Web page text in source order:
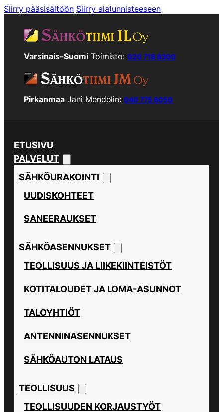
Siirry pääsisältöön Siirry alatunnisteeseen
Varsinais-Suomi Toimisto: 020 718 8300
Pirkanmaa Jani Mendolin: 040 775 6050
ETUSIVU
PALVELUT
SÄHKÖURAKOINTI
UUDISKOHTEET
SANEERAUKSET
SÄHKÖASENNUKSET
TEOLLISUUS JA LIIKEKIINTEISTÖT
KOTITALOUDET JA LOMA-ASUNNOT
TALOYHTIÖT
ANTENNINASENNUKSET
SÄHKÖAUTON LATAUS
TEOLLISUUS
TEOLLISUUDEN KORJAUSTYÖT